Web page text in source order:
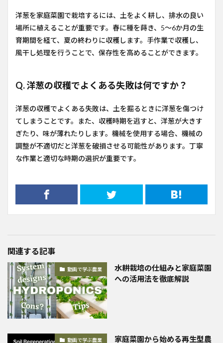
洋葱を家庭菜園で栽培するには、土をよく耕し、排水の良い
場所に植えることが重要です。春に種を蒔き、5〜6か月の生
育期間を経て、夏の終わりに収穫します。手作業で収穫し、
風干し処理を行うことで、保存性を高めることができます。
Q. 洋葱の収穫でよくある失敗は何ですか？
洋葱の収穫でよくある失敗は、土を掘るときに洋葱を傷つけ
てしまうことです。また、収穫時期を逃すと、洋葱が大きす
ぎたり、味が薄れたりします。機械を使用する場合、機械の
調整が不適切だと洋葱を破損させる可能性があります。丁寧
な作業と適切な時期の選択が重要です。
関連する記事
動画で学ぶ農業
水耕栽培の仕組みと家庭菜園
への活用法を徹底解説
動画で学ぶ農業 家庭菜園から始める再生型農